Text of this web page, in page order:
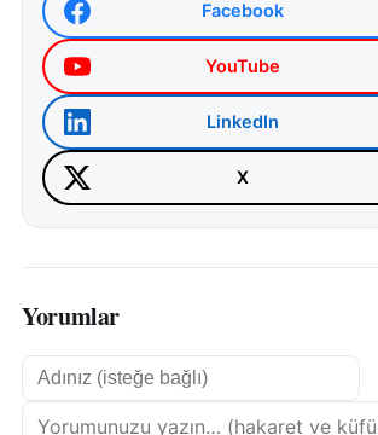
Facebook
YouTube
LinkedIn
X
Yorumlar